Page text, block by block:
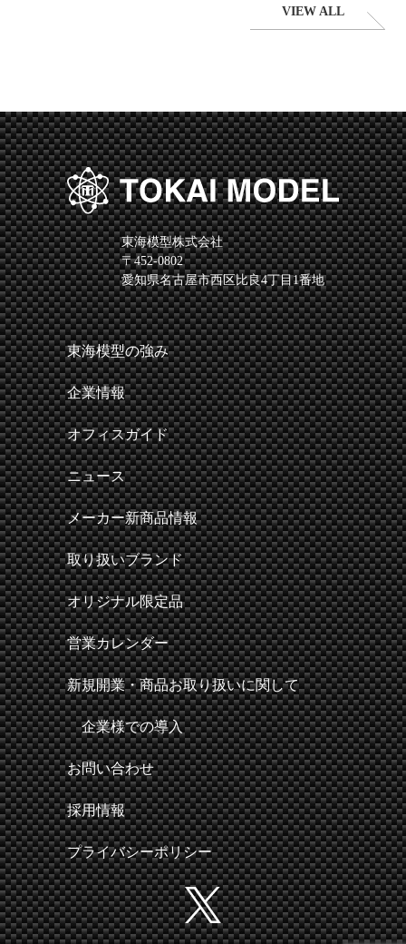
VIEW ALL
東海模型株式会社
〒452-0802
愛知県名古屋市西区比良4丁目1番地
東海模型の強み
企業情報
オフィスガイド
ニュース
メーカー新商品情報
取り扱いブランド
オリジナル限定品
営業カレンダー
新規開業・商品お取り扱いに関して
企業様での導入
お問い合わせ
採用情報
プライバシーポリシー